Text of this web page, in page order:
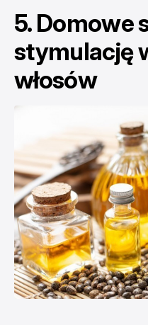
5. Domowe
stymulację
włosów